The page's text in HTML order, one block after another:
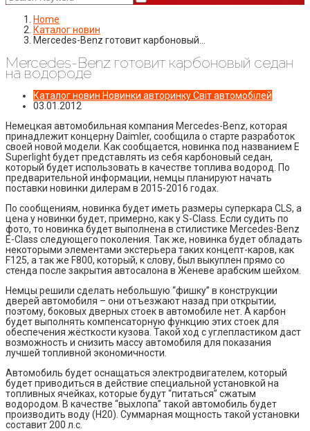
Home
Каталог новин
Mercedes-Benz готовит карбоновый…
Mercedes-Benz готовит карбоновый седан
на водороде
Каталог новин Новинки авторинкуСвіт автомобілей
03.01.2012
Немецкая автомобильная компания Mercedes-Benz, которая
принадлежит концерну Daimler, сообщила о старте разработок
своей новой модели. Как сообщается, новинка под названием E
Superlight будет представлять из себя карбоновый седан,
который будет использовать в качестве топлива водород. По
предварительной информации, немцы планируют начать
поставки новинки дилерам в 2015-2016 годах.
По сообщениям, новинка будет иметь размеры суперкара CLS, а
цена у новинки будет, примерно, как у S-Class. Если судить по
фото, то новинка будет выполнена в стилистике Mercedes-Benz
E-Class следующего поколения. Так же, новинка будет обладать
некоторыми элементами экстерьера таких концепт-каров, как
F125, а так же F800, который, к слову, был выкуплен прямо со
стенда после закрытия автосалона в Женеве арабским шейхом.
Немцы решили сделать небольшую “фишку” в конструкции
дверей автомобиля – они отъезжают назад при открытии,
поэтому, боковых дверных стоек в автомобиле нет. А карбон
будет выполнять компенсаторную функцию этих стоек для
обеспечения жёсткости кузова. Такой ход с углепластиком даст
возможность и снизить массу автомобиля для показания
лучшей топливной экономичности.
Автомобиль будет оснащаться электродвигателем, который
будет приводиться в действие специальной установкой на
топливных ячейках, которые будут “питаться” сжатым
водородом. В качестве “выхлопа” такой автомобиль будет
производить воду (H20). Суммарная мощность такой установки
составит 200 л.с.